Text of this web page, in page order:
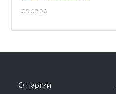
05.08.26
О партии